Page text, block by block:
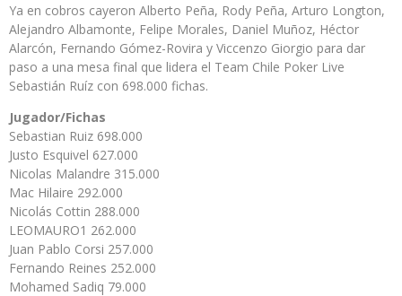
Ya en cobros cayeron Alberto Peña, Rody Peña, Arturo Longton,
Alejandro Albamonte, Felipe Morales, Daniel Muñoz, Héctor
Alarcón, Fernando Gómez-Rovira y Viccenzo Giorgio para dar
paso a una mesa final que lidera el Team Chile Poker Live
Sebastián Ruíz con 698.000 fichas.
Jugador/Fichas
Sebastian Ruiz 698.000
Justo Esquivel 627.000
Nicolas Malandre 315.000
Mac Hilaire 292.000
Nicolás Cottin 288.000
LEOMAURO1 262.000
Juan Pablo Corsi 257.000
Fernando Reines 252.000
Mohamed Sadiq 79.000